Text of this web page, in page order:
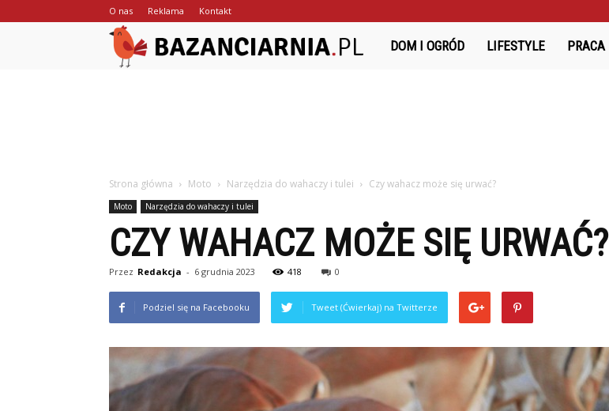
O nas Reklama Kontakt
Bazanciarnia.pl
DOM I OGRÓD LIFESTYLE PRACA
Strona główna Moto Narzędzia do wahaczy i tulei Czy wahacz może się urwać?
Moto Narzędzia do wahaczy i tulei
CZY WAHACZ MOŻE SIĘ URWAĆ?
Przez Redakcja - 6 grudnia 2023 418 0
Podziel się na Facebooku Tweet (Ćwierkaj) na Twitterze